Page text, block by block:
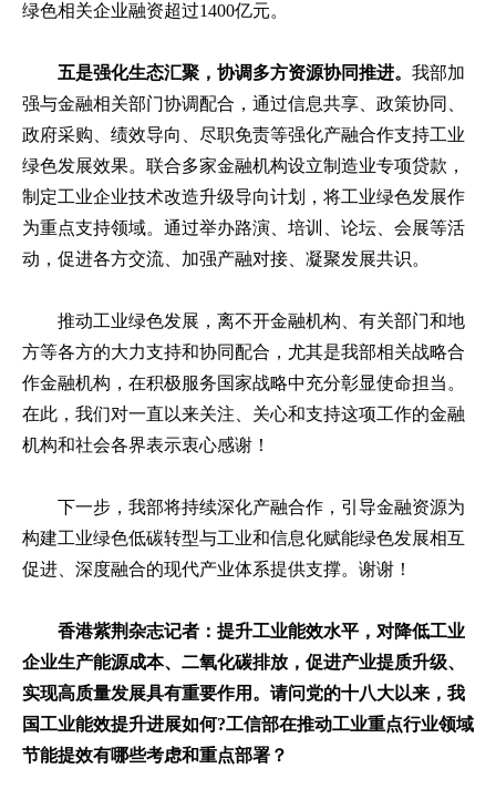
绿色相关企业融资超过1400亿元。
五是强化生态汇聚，协调多方资源协同推进。 我部加
强与金融相关部门协调配合，通过信息共享、政策协同、
政府采购、绩效导向、尽职免责等强化产融合作支持工业
绿色发展效果。联合多家金融机构设立制造业专项贷款，
制定工业企业技术改造升级导向计划，将工业绿色发展作
为重点支持领域。通过举办路演、培训、论坛、会展等活
动，促进各方交流、加强产融对接、凝聚发展共识。
推动工业绿色发展，离不开金融机构、有关部门和地
方等各方的大力支持和协同配合，尤其是我部相关战略合
作金融机构，在积极服务国家战略中充分彰显使命担当。
在此，我们对一直以来关注、关心和支持这项工作的金融
机构和社会各界表示衷心感谢！
下一步，我部将持续深化产融合作，引导金融资源为
构建工业绿色低碳转型与工业和信息化赋能绿色发展相互
促进、深度融合的现代产业体系提供支撑。谢谢！
香港紫荆杂志记者：提升工业能效水平，对降低工业
企业生产能源成本、二氧化碳排放，促进产业提质升级、
实现高质量发展具有重要作用。请问党的十八大以来，我
国工业能效提升进展如何?工信部在推动工业重点行业领域
节能提效有哪些考虑和重点部署？